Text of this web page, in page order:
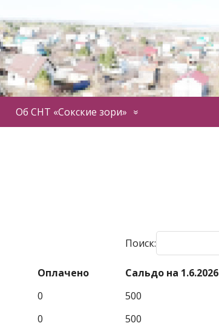
Об СНТ «Сокские зори»
Поиск:
Оплачено
Сальдо на 1.6.2026
0
500
0
500